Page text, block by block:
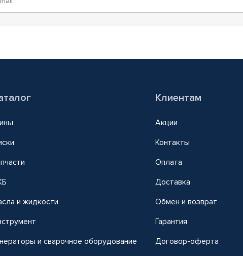
и жидкости
и сварочное оборудование
Клиентам
Акции
Контакты
Оплата
Доставка
Обмен и возврат
Гарантия
Договор-оферта